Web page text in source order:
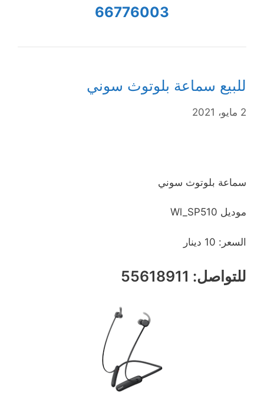
66776003
للبيع سماعة بلوتوث سوني
2 مايو، 2021
سماعة بلوتوث سوني
موديل Wl_SP510
السعر: 10 دينار
للتواصل: 55618911